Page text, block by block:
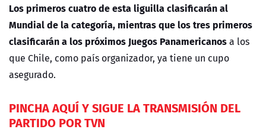
Los primeros cuatro de esta liguilla clasificarán al
Mundial de la categoría, mientras que los tres primeros
clasificarán a los próximos Juegos Panamericanosa los
que Chile, como país organizador, ya tiene un cupo
asegurado.
PINCHA AQUÍ Y SIGUE LA TRANSMISIÓN DEL
PARTIDO POR TVN